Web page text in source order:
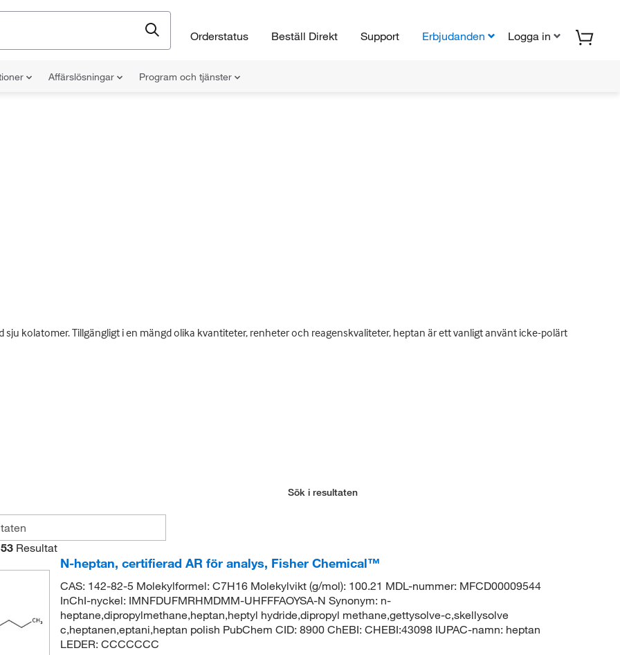
Orderstatus Beställ Direkt Support Erbjudanden Logga in
Affärslösningar Program och tjänster
sju kolatomer. Tillgängligt i en mängd olika kvantiteter, renheter och reagenskvaliteter, heptan är ett vanligt använt icke-polärt
Sök i resultaten
53 Resultat
N-heptan, certifierad AR för analys, Fisher Chemical™
CAS: 142-82-5 Molekylformel: C7H16 Molekylvikt (g/mol): 100.21 MDL-nummer: MFCD00009544
InChI-nyckel: IMNFDUFMRHMDMM-UHFFFAOYSA-N Synonym: n-
heptane,dipropylmethane,heptan,heptyl hydride,dipropyl methane,gettysolve-c,skellysolve
c,heptanen,eptani,heptan polish PubChem CID: 8900 ChEBI: CHEBI:43098 IUPAC-namn: heptan
LEDER: CCCCCCC